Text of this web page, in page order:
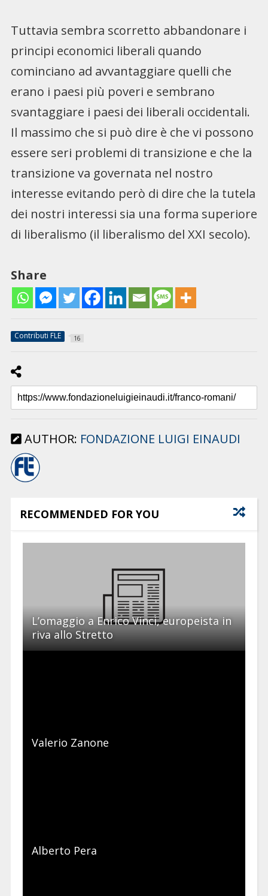
Tuttavia sembra scorretto abbandonare i
principi economici liberali quando
cominciano ad avvantaggiare quelli che
erano i paesi più poveri e sembrano
svantaggiare i paesi dei liberali occidentali.
Il massimo che si può dire è che vi possono
essere seri problemi di transizione e che la
transizione va governata nel nostro
interesse evitando però di dire che la tutela
dei nostri interessi sia una forma superiore
di liberalismo (il liberalismo del XXI secolo).
Share
Contributi FLE 16
AUTHOR: FONDAZIONE LUIGI EINAUDI
RECOMMENDED FOR YOU
L’omaggio a Enrico Vinci, europeista in
riva allo Stretto
Valerio Zanone
Alberto Pera